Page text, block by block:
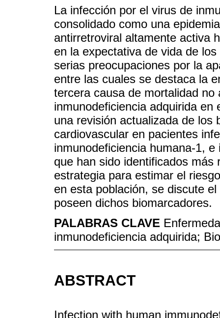
La infección por el virus de
consolidado como una
antirretroviral altamente activa
en la expectativa de vida de
serias preocupaciones por la
entre las cuales se destaca la
tercera causa de mortalidad
inmunodeficiencia adquirida
una revisión actualizada de los
cardiovascular en pacientes
inmunodeficiencia humana-1,
que han sido identificados
estrategia para estimar el
en esta población, se discute
poseen dichos biomarcadores.
PALABRAS CLAVE
inmunodeficiencia adquirida;
ABSTRACT
Infection with human